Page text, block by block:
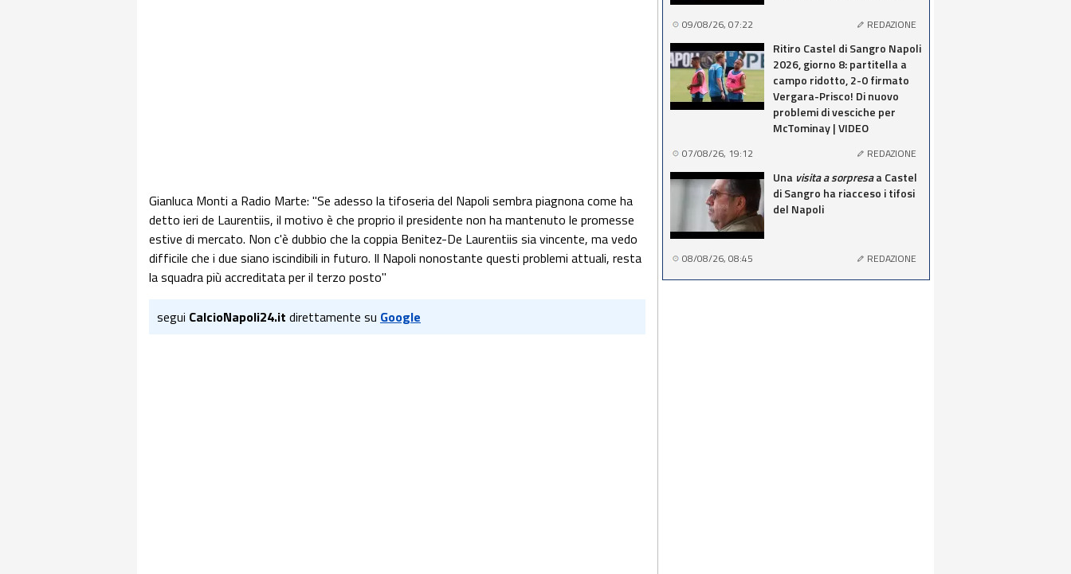
Gianluca Monti a Radio Marte: "Se adesso la tifoseria del Napoli sembra piagnona come ha
detto ieri de Laurentiis, il motivo è che proprio il presidente non ha mantenuto le promesse
estive di mercato. Non c'è dubbio che la coppia Benitez-De Laurentiis sia vincente, ma vedo
difficile che i due siano iscindibili in futuro. Il Napoli nonostante questi problemi attuali, resta
la squadra più accreditata per il terzo posto"
segui CalcioNapoli24.it direttamente su Google
09/08/26, 07:22 REDAZIONE
Ritiro Castel di Sangro Napoli
2026, giorno 8: partitella a
campo ridotto, 2-0 firmato
Vergara-Prisco! Di nuovo
problemi di vesciche per
McTominay | VIDEO
07/08/26, 19:12 REDAZIONE
Una visita a sorpresaa Castel
di Sangro ha riacceso i tifosi
del Napoli
08/08/26, 08:45 REDAZIONE